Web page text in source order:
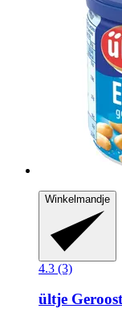
Winkelmandje
4.3 (3)
ültje